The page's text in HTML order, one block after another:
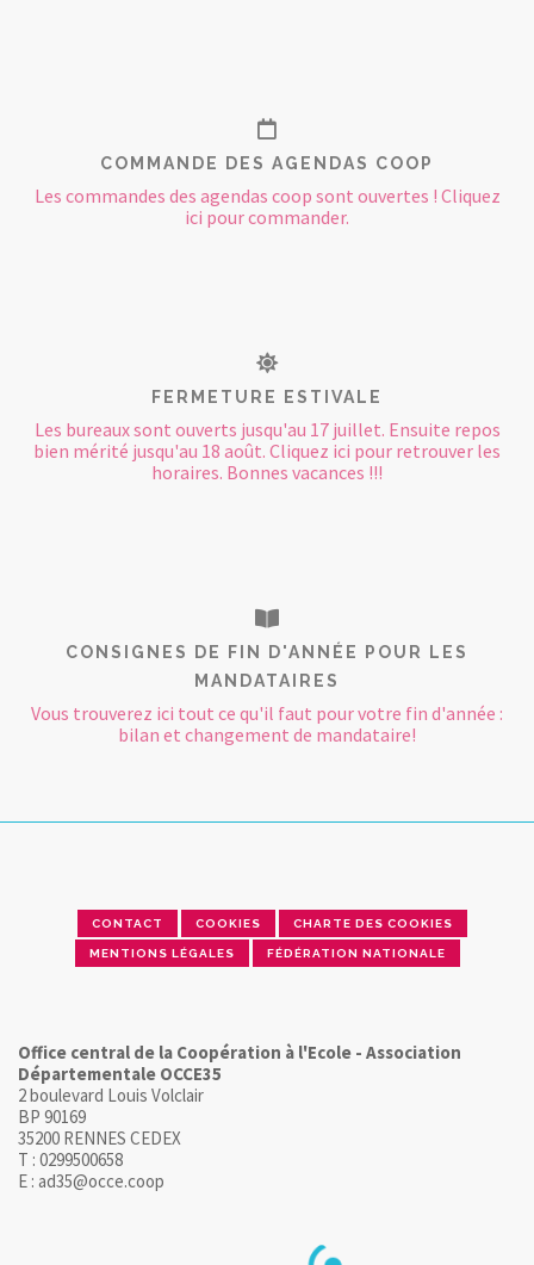
COMMANDE DES AGENDAS COOP
Les commandes des agendas coop sont ouvertes ! Cliquez
ici pour commander.
FERMETURE ESTIVALE
Les bureaux sont ouverts jusqu'au 17 juillet. Ensuite repos
bien mérité jusqu'au 18 août. Cliquez ici pour retrouver les
horaires. Bonnes vacances !!!
CONSIGNES DE FIN D'ANNÉE POUR LES
MANDATAIRES
Vous trouverez ici tout ce qu'il faut pour votre fin d'année :
bilan et changement de mandataire!
CONTACT COOKIES CHARTE DES COOKIES
MENTIONS LÉGALES FÉDÉRATION NATIONALE
Office central de la Coopération à l'Ecole - Association
Départementale OCCE35
2 boulevard Louis Volclair
BP 90169
35200 RENNES CEDEX
T : 0299500658
E : ad35@occe.coop